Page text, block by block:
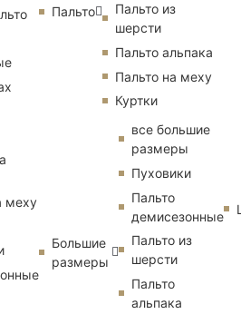
меху
Пальто
Пальто из
шерсти
Пальто альпака
Пальто на меху
Куртки
Большие
размеры
все большие
размеры
Пуховики
Пальто
демисезонные
Пальто из
шерсти
Пальто
альпака